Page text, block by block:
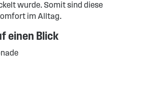
wurde. Somit sind diese
im Alltag.
einen Blick